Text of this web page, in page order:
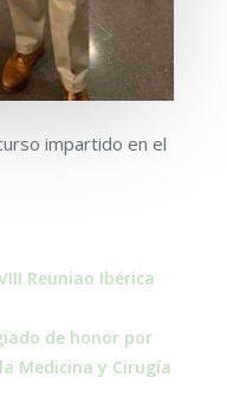
impartido en el
Reuniao Ibérica
de honor por
Medicina y Cirugía